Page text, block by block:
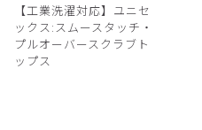
【工業洗濯対応】ユニセ
ックス:スムースタッチ・
プルオーバースクラブト
ップス